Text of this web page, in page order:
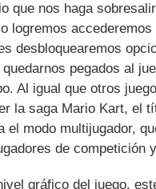
que nos haga
logremos
desbloquearemos
pegados al
Al igual que otros
la saga Mario Kart, el
el modo multijugador,
de competición
gráfico del juego,